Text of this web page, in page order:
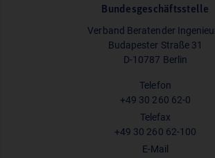
Bundesgeschäftsstelle
Verband Beratender
Budapester Straße 31
D-10787 Berlin
Telefon
+49 30 260 62-0
Telefax
+49 30 260 62-100
E-Mail